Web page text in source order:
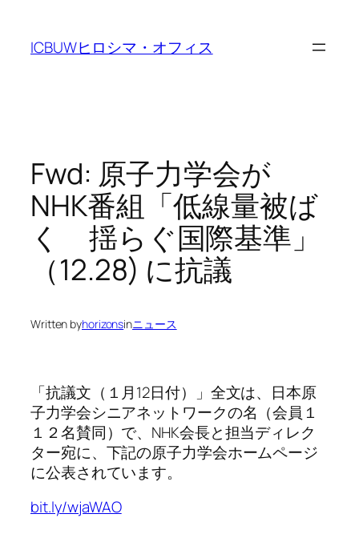
content
ICBUWヒロシマ・オフィス
Fwd: 原子力学会が
NHK番組「低線量被ば
く 揺らぐ国際基準」
（12.28) に抗議
Written byhorizonsinニュース
「抗議文（１月12日付）」全文は、日本原
子力学会シニアネットワークの名（会員１
１２名賛同）で、NHK会長と担当ディレク
ター宛に、下記の原子力学会ホームページ
に公表されています。
bit.ly/wjaWAO